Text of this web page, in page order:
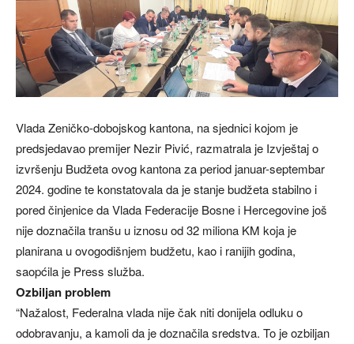
Vlada Zeničko-dobojskog kantona, na sjednici kojom je
predsjedavao premijer Nezir Pivić, razmatrala je Izvještaj o
izvršenju Budžeta ovog kantona za period januar-septembar
2024. godine te konstatovala da je stanje budžeta stabilno i
pored činjenice da Vlada Federacije Bosne i Hercegovine još
nije doznačila tranšu u iznosu od 32 miliona KM koja je
planirana u ovogodišnjem budžetu, kao i ranijih godina,
saopćila je Press služba.
Ozbiljan problem
“Nažalost, Federalna vlada nije čak niti donijela odluku o
odobravanju, a kamoli da je doznačila sredstva. To je ozbiljan